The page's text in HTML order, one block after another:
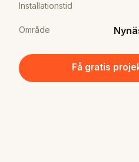
Installationstid
Område
Få gratis